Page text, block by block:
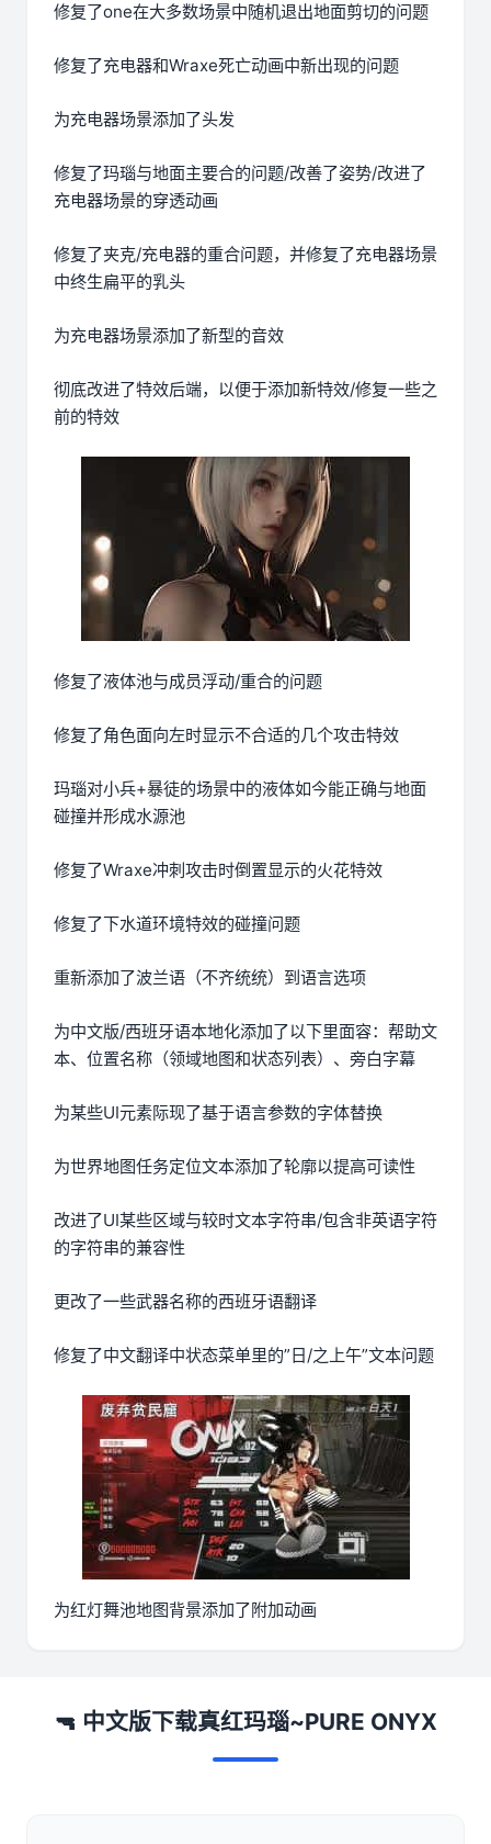
修复了one在大多数场景中随机退出地面剪切的问题
修复了充电器和Wraxe死亡动画中新出现的问题
为充电器场景添加了头发
修复了玛瑙与地面主要合的问题/改善了姿势/改进了
充电器场景的穿透动画
修复了夹克/充电器的重合问题，并修复了充电器场景
中终生扁平的乳头
为充电器场景添加了新型的音效
彻底改进了特效后端，以便于添加新特效/修复一些之
前的特效
修复了液体池与成员浮动/重合的问题
修复了角色面向左时显示不合适的几个攻击特效
玛瑙对小兵+暴徒的场景中的液体如今能正确与地面
碰撞并形成水源池
修复了Wraxe冲刺攻击时倒置显示的火花特效
修复了下水道环境特效的碰撞问题
重新添加了波兰语（不齐统统）到语言选项
为中文版/西班牙语本地化添加了以下里面容：帮助文
本、位置名称（领域地图和状态列表）、旁白字幕
为某些UI元素际现了基于语言参数的字体替换
为世界地图任务定位文本添加了轮廓以提高可读性
改进了UI某些区域与较时文本字符串/包含非英语字符
的字符串的兼容性
更改了一些武器名称的西班牙语翻译
修复了中文翻译中状态菜单里的”日/之上午”文本问题
为红灯舞池地图背景添加了附加动画
🔫 中文版下载真红玛瑙~PURE ONYX